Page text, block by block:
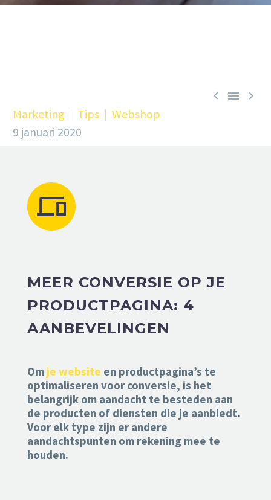
 

Marketing
Tips
Webshop
9 januari 2020


MEER CONVERSIE OP JE
PRODUCTPAGINA: 4
AANBEVELINGEN
Om je website en productpagina’s te
optimaliseren voor conversie, is het
belangrijk om aandacht te besteden aan
de producten of diensten die je aanbiedt.
Voor elk type zijn er andere
aandachtspunten om rekening mee te
houden.